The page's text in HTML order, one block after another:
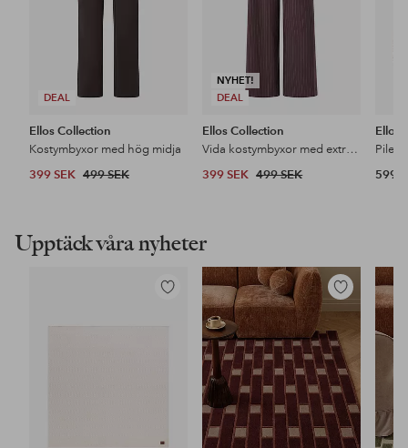
DEAL
Ellos Collection
Kostymbyxor med hög midja
399 SEK 499 SEK
NYHET!
DEAL
Ellos Collection
Vida kostymbyxor med extra hög midja
399 SEK 499 SEK
Ellos
599
Upptäck våra nyheter
Lägg
Lägg
till
i
favoriter